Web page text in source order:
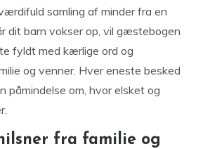
samling af minder fra en
dit barn vokser op, vil gæstebogen
fyldt med kærlige ord og
og venner. Hver eneste besked
påmindelse om, hvor elsket og
fra familie og